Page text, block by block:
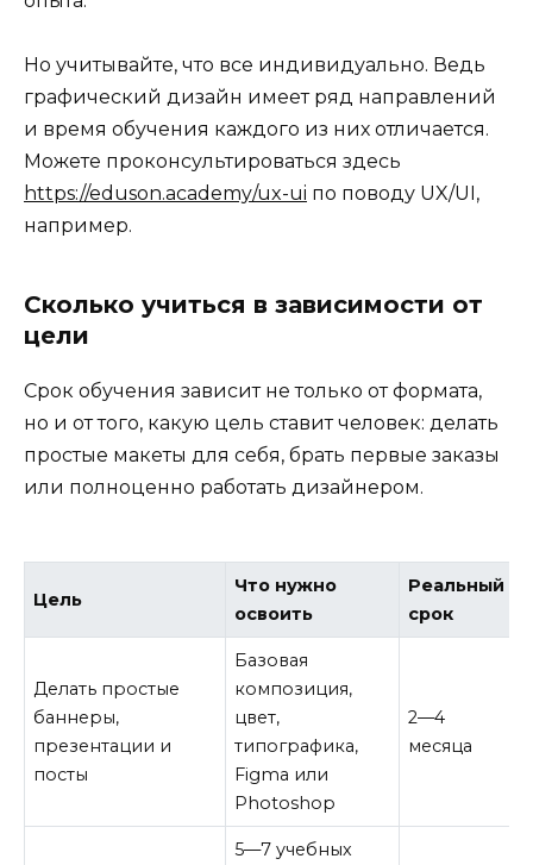
Но учитывайте, что все индивидуально. Ведь
графический дизайн имеет ряд направлений
и время обучения каждого из них отличается.
Можете проконсультироваться здесь
https://eduson.academy/ux-ui по поводу UX/UI,
например.
Сколько учиться в зависимости от
цели
Срок обучения зависит не только от формата,
но и от того, какую цель ставит человек: делать
простые макеты для себя, брать первые заказы
или полноценно работать дизайнером.
Цель
Что нужно
освоить
Реальный
срок
Делать простые
баннеры,
презентации и
посты
Базовая
композиция,
цвет,
типографика,
Figma или
Photoshop
2—4
месяца
5—7 учебных